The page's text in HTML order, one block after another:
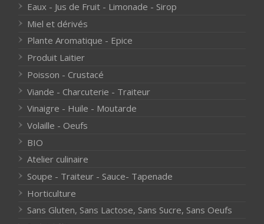
Eaux - Jus de Fruit - Limonade - Sirop
Miel et dérivés
Plante Aromatique - Epice
Produit Laitier
Poisson - Crustacé
Viande - Charcuterie - Traiteur
Vinaigre - Huile - Moutarde
Volaille - Oeufs
BIO
Atelier culinaire
Soupe - Traiteur - Sauce- Tapenade
Horticulture
Sans Gluten, Sans Lactose, Sans Sucre, Sans Oeufs